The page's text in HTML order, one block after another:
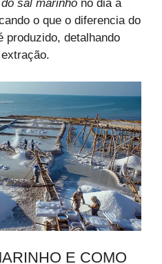
sal marinho no dia a
o que o diferencia do
produzido, detalhando
E COMO